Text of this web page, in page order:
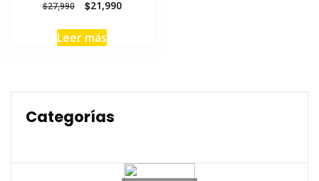
$27,990
original
era:
$21,990El
Leer más
Categorías